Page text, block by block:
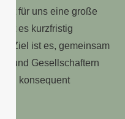
für uns eine große
es kurzfristig
Ziel ist es, gemeinsam
und Gesellschaftern
konsequent